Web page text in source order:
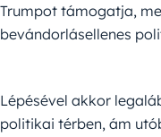
Trumpot támogatja,
bevándorlásellenes
Lépésével akkor
politikai térben, ám